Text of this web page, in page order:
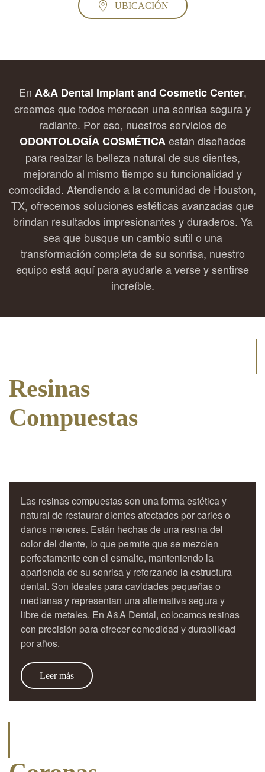
UBICACIÓN
En A&A Dental Implant and Cosmetic Center,
creemos que todos merecen una sonrisa segura y
radiante. Por eso, nuestros servicios de
ODONTOLOGÍA COSMÉTICAestán diseñados
para realzar la belleza natural de sus dientes,
mejorando al mismo tiempo su funcionalidad y
comodidad. Atendiendo a la comunidad de Houston,
TX, ofrecemos soluciones estéticas avanzadas que
brindan resultados impresionantes y duraderos. Ya
sea que busque un cambio sutil o una
transformación completa de su sonrisa, nuestro
equipo está aquí para ayudarle a verse y sentirse
increíble.
Resinas
Compuestas
Las resinas compuestas son una forma estética y
natural de restaurar dientes afectados por caries o
daños menores. Están hechas de una resina del
color del diente, lo que permite que se mezclen
perfectamente con el esmalte, manteniendo la
apariencia de su sonrisa y reforzando la estructura
dental. Son ideales para cavidades pequeñas o
medianas y representan una alternativa segura y
libre de metales. En A&A Dental, colocamos resinas
con precisión para ofrecer comodidad y durabilidad
por años.
Leer más